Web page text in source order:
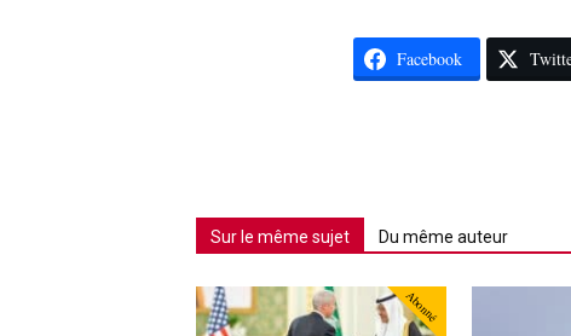
Facebook
Sur le même sujet Du même auteur
Abonné